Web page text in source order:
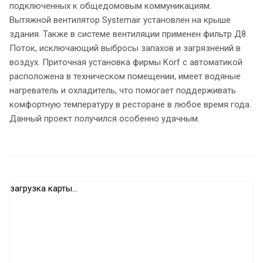
подключенных к общедомовым коммуникациям.
Вытяжной вентилятор Systemair установлен на крыше
здания. Также в системе вентиляции применен фильтр Д8
Поток, исключающий выбросы запахов и загрязнений в
воздух. Приточная установка фирмы Korf с автоматикой
расположена в техническом помещении, имеет водяные
нагреватель и охладитель, что помогает поддерживать
комфортную температуру в ресторане в любое время года.
Данный проект получился особенно удачным.
загрузка карты...